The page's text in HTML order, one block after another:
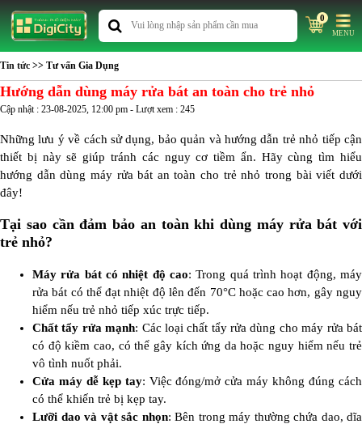
0
MENU
Tin tức >> Tư vấn Gia Dụng
Hướng dẫn dùng máy rửa bát an toàn cho trẻ nhỏ
Cập nhật : 23-08-2025, 12:00 pm - Lượt xem : 245
Những lưu ý về cách sử dụng, bảo quản và hướng dẫn trẻ nhỏ tiếp cận
thiết bị này sẽ giúp tránh các nguy cơ tiềm ẩn. Hãy cùng tìm hiểu
hướng dẫn dùng máy rửa bát an toàn cho trẻ nhỏ trong bài viết dưới
đây!
Tại sao cần đảm bảo an toàn khi dùng máy rửa bát với
trẻ nhỏ?
Máy rửa bát có nhiệt độ cao: Trong quá trình hoạt động, máy
rửa bát có thể đạt nhiệt độ lên đến 70°C hoặc cao hơn, gây nguy
hiểm nếu trẻ nhỏ tiếp xúc trực tiếp.
Chất tẩy rửa mạnh: Các loại chất tẩy rửa dùng cho máy rửa bát
có độ kiềm cao, có thể gây kích ứng da hoặc nguy hiểm nếu trẻ
vô tình nuốt phải.
Cửa máy dễ kẹp tay: Việc đóng/mở cửa máy không đúng cách
có thể khiến trẻ bị kẹp tay.
Lưỡi dao và vật sắc nhọn: Bên trong máy thường chứa dao, dĩa